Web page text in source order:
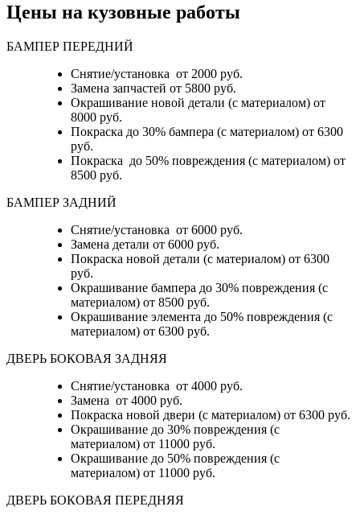
Цены на кузовные работы
БАМПЕР ПЕРЕДНИЙ
Снятие/установка от 2000 руб.
Замена запчастей от 5800 руб.
Окрашивание новой детали (с материалом) от
8000 руб.
Покраска до 30% бампера (с материалом) от 6300
руб.
Покраска до 50% повреждения (с материалом) от
8500 руб.
БАМПЕР ЗАДНИЙ
Снятие/установка от 6000 руб.
Замена детали от 6000 руб.
Покраска новой детали (с материалом) от 6300
руб.
Окрашивание бампера до 30% повреждения (с
материалом) от 8500 руб.
Окрашивание элемента до 50% повреждения (с
материалом) от 6300 руб.
ДВЕРЬ БОКОВАЯ ЗАДНЯЯ
Снятие/установка от 4000 руб.
Замена от 4000 руб.
Покраска новой двери (с материалом) от 6300 руб.
Окрашивание до 30% повреждения (с
материалом) от 11000 руб.
Окрашивание до 50% повреждения (с
материалом) от 11000 руб.
ДВЕРЬ БОКОВАЯ ПЕРЕДНЯЯ